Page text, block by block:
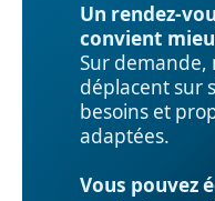
Un rendez-
convient
Sur demande,
déplacent sur
besoins et
adaptées.
Vous pouvez